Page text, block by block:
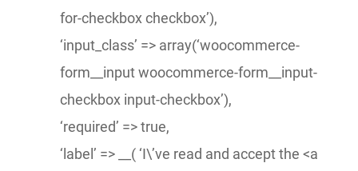
for-checkbox checkbox’),
‘input_class’ => array(‘woocommerce-
form__input woocommerce-form__input-
checkbox input-checkbox’),
‘required’ => true,
‘label’ => __( ‘I\’ve read and accept the <a